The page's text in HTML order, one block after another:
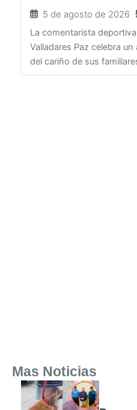
5 de agosto de 2026
La comentarista
Valladares Paz celebra un
del cariño de sus
Mas Noticias